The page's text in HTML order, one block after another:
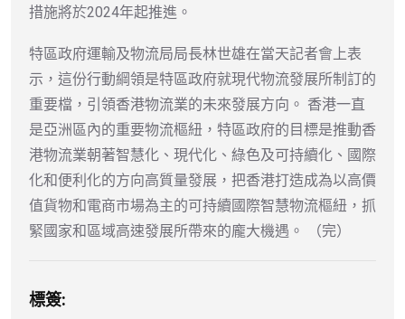
措施將於2024年起推進。
特區政府運輸及物流局局長林世雄在當天記者會上表
示，這份行動綱領是特區政府就現代物流發展所制訂的
重要檔，引領香港物流業的未來發展方向。 香港一直
是亞洲區內的重要物流樞紐，特區政府的目標是推動香
港物流業朝著智慧化、現代化、綠色及可持續化、國際
化和便利化的方向高質量發展，把香港打造成為以高價
值貨物和電商市場為主的可持續國際智慧物流樞紐，抓
緊國家和區域高速發展所帶來的龐大機遇。 （完）
標簽: